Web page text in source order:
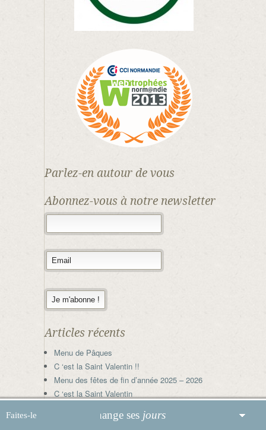
Faites-lechange ses jours de fermeture. Rendez vous sur la
Parlez-en autour de vous
Abonnez-vous à notre newsletter
Articles récents
Menu de Pâques
C ‘est la Saint Valentin !!
Menu des fêtes de fin d’année 2025 – 2026
C ‘est la Saint Valentin
Le Weekend de Pâques à La Dînette Gourmande